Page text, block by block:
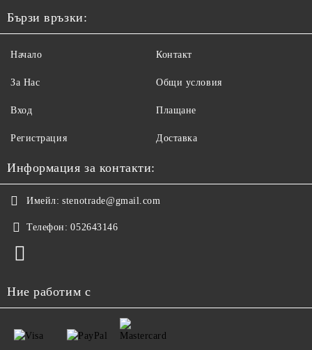
Бързи връзки:
Начало
За Нас
Вход
Регистрация
Контакт
Общи условия
Плащане
Доставка
Информация за контакти:
Имейл: stenotrade@gmail.com
Телефон: 052643146
Ние работим с